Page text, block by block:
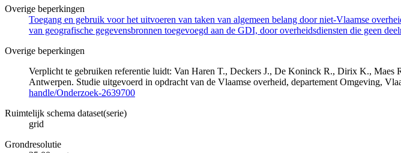
Overige beperkingen
Toegang en gebruik voor het uitvoeren van taken van algemeen belang door niet-Vlaamse
van geografische gegevensbronnen toegevoegd aan de GDI, door overheidsdiensten die geen
Overige beperkingen
Verplicht te gebruiken referentie luidt: Van Haren T., Deckers J., De Koninck R., Dirix K.,
Antwerpen. Studie uitgevoerd in opdracht van de Vlaamse overheid, departement Omgeving,
handle/Onderzoek-2639700
Ruimtelijk schema dataset(serie)
grid
Grondresolutie